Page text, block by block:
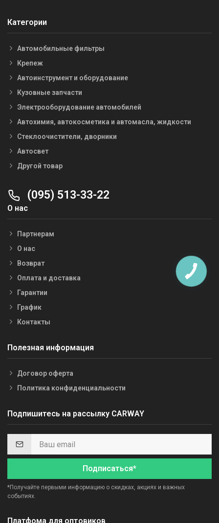
Категории
Автомобильные фильтры
Крепеж
Автоинструмент и оборудование
Кузовные запчасти
Электрооборудование автомобилей
Автохимия, автокосметика и автомасла, жидкости
Стеклоочистители, дворники
Автосвет
Другой товар
(095) 513-33-22
О нас
Партнерам
О нас
Возврат
Оплата и доставка
Гарантии
График
Контакты
Полезная информация
Договор оферта
Политика конфиденциальности
Подпишитесь на рассылку CARWAY
Подписаться*
*Получайте первыми информацию о скидках, акциях и важных
событиях.
Платфома для оптовиков